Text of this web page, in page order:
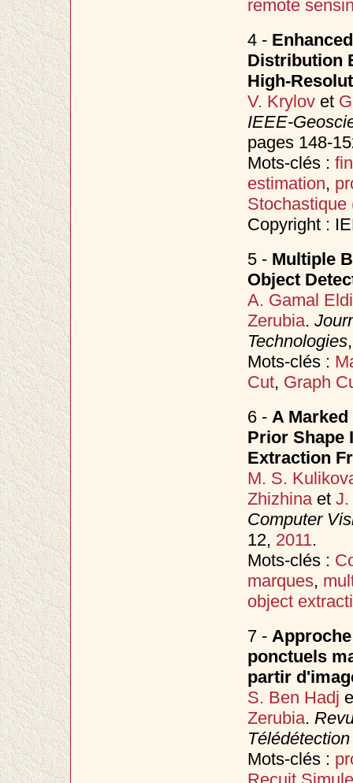
remote
4 -
Distribution
High-
V. Krylovet
IEEE-
pages 148-
Mots-clés :
estimation,
Stochastique
Copyright :
5 - Multiple
Object
A. Gamal
Zerubia.
Technologies
Mots-clés :
Cut, Graph
6 - A
Prior Shape
Extraction
M. S.
Zhizhinaet J.
Computer
12, 2011.
Mots-clés :
marques,
object
7 -
ponctuels
partir
S. Ben Hadj
Zerubia.
Mots-clés :